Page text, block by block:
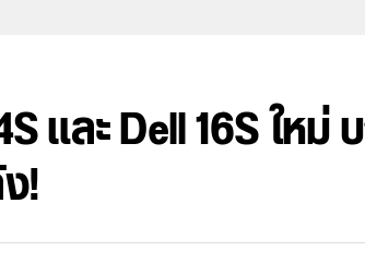
และ Dell 16S ใหม่
!